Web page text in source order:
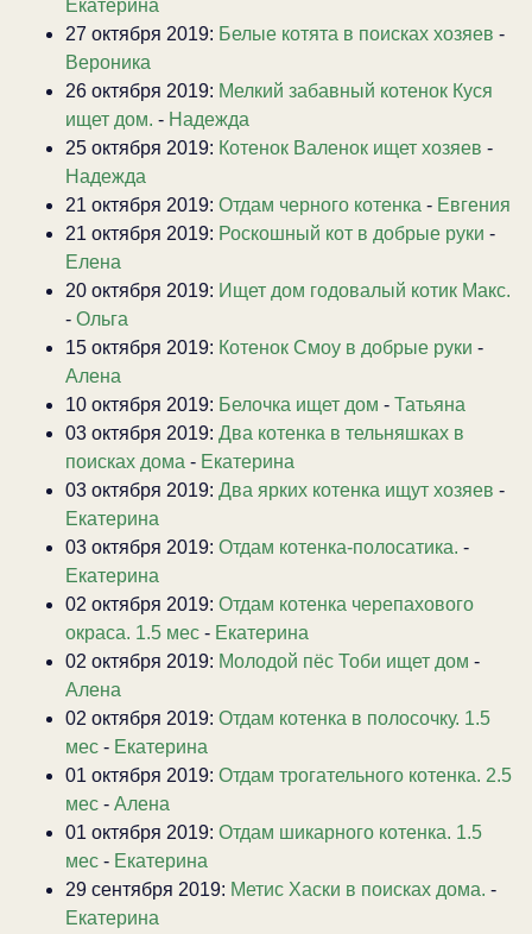
Екатерина
27 октября 2019: Белые котята в поисках хозяев -
Вероника
26 октября 2019: Мелкий забавный котенок Куся
ищет дом. - Надежда
25 октября 2019: Котенок Валенок ищет хозяев -
Надежда
21 октября 2019: Отдам черного котенка - Евгения
21 октября 2019: Роскошный кот в добрые руки -
Елена
20 октября 2019: Ищет дом годовалый котик Макс.
- Ольга
15 октября 2019: Котенок Смоу в добрые руки -
Алена
10 октября 2019: Белочка ищет дом - Татьяна
03 октября 2019: Два котенка в тельняшках в
поисках дома - Екатерина
03 октября 2019: Два ярких котенка ищут хозяев -
Екатерина
03 октября 2019: Отдам котенка-полосатика. -
Екатерина
02 октября 2019: Отдам котенка черепахового
окраса. 1.5 мес - Екатерина
02 октября 2019: Молодой пёс Тоби ищет дом -
Алена
02 октября 2019: Отдам котенка в полосочку. 1.5
мес - Екатерина
01 октября 2019: Отдам трогательного котенка. 2.5
мес - Алена
01 октября 2019: Отдам шикарного котенка. 1.5
мес - Екатерина
29 сентября 2019: Метис Хаски в поисках дома. -
Екатерина